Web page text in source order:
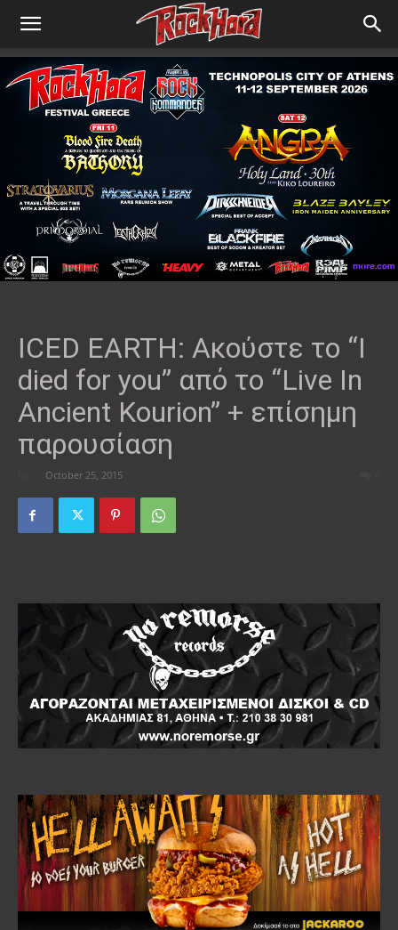
ICED EARTH: Ακούστε το “I
died for you” από το “Live In
Ancient Kourion” + επίσημη
παρουσίαση
October 25, 2015